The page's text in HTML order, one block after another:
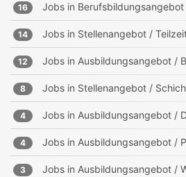
16 Jobs in
14 Jobs in Stellenangebot /
12 Jobs in Ausbildungsangebot /
8 Jobs in Stellenangebot /
4 Jobs in Ausbildungsangebot /
4 Jobs in Ausbildungsangebot /
3 Jobs in Ausbildungsangebot /